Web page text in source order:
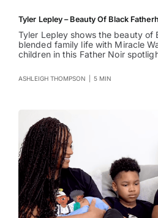
Tyler Lepley – Beauty Of Black
Tyler Lepley shows the beauty of
blended family life with Miracle
children in this Father Noir
ASHLEIGH THOMPSON 5 MIN